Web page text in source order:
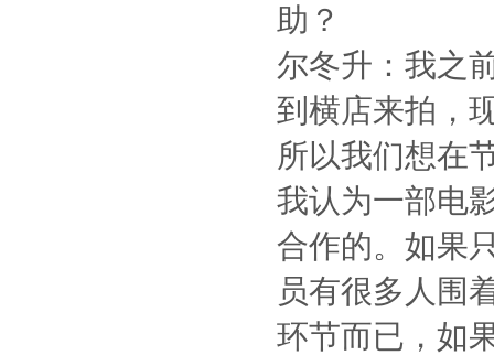
助？
尔冬升：我之
到横店来拍，
所以我们想在
我认为一部电
合作的。如果
员有很多人围
环节而已，如